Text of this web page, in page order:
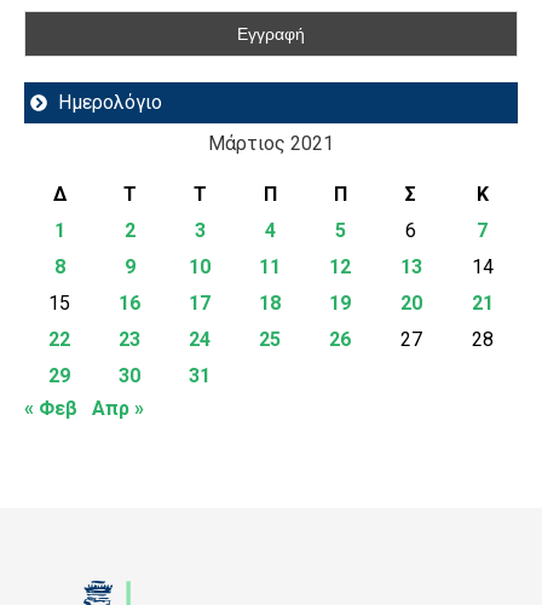
Ημερολόγιο
Μάρτιος 2021
Δ Τ Τ Π Π Σ
Κ
1
2 3 4 5 6
7
8
9 10 11 12 13
14
15
16 17 18 19 20
21
22
23 24 25 26 27
28
29
30
31
« Φεβ
Απρ »